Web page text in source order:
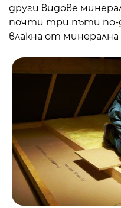
други видове
почти три пъти по-
влакна от